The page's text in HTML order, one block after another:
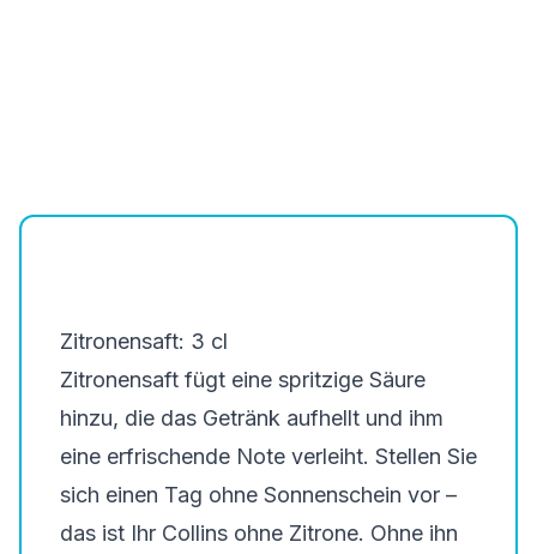
Zitronensaft: 3 cl
Zitronensaft fügt eine spritzige Säure
hinzu, die das Getränk aufhellt und ihm
eine erfrischende Note verleiht. Stellen Sie
sich einen Tag ohne Sonnenschein vor –
das ist Ihr Collins ohne Zitrone. Ohne ihn